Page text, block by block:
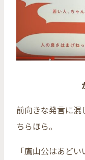
前向きな発言に混
ちらほら。
「鷹山公はあどい